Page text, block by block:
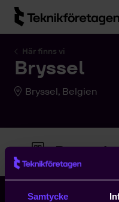
Samtycke
Hoppa till huvudinnehåll
Här finns vi
Bryssel
Bryssel, Belgien
Bryssel